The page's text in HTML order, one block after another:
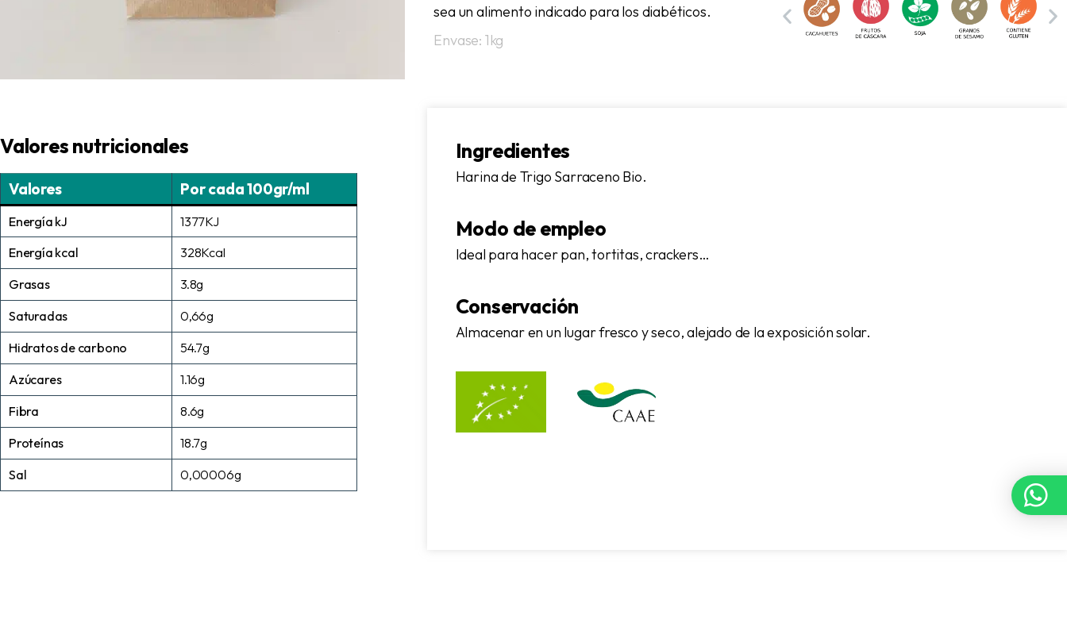
sea un alimento indicado para los diabéticos.
Envase: 1kg
Valores nutricionales
Valores Por cada 100gr/ml
Energía kJ
1377KJ
Energía kcal
328Kcal
Grasas
3.8g
Saturadas
0,66g
Hidratos de carbono
54.7g
Azúcares
1.16g
Fibra
8.6g
Proteínas
18.7g
Sal
0,00006g
Ingredientes
Harina de Trigo Sarraceno Bio.
Modo de empleo
Ideal para hacer pan, tortitas, crackers…
Conservación
Almacenar en un lugar fresco y seco, alejado de la exposición solar.